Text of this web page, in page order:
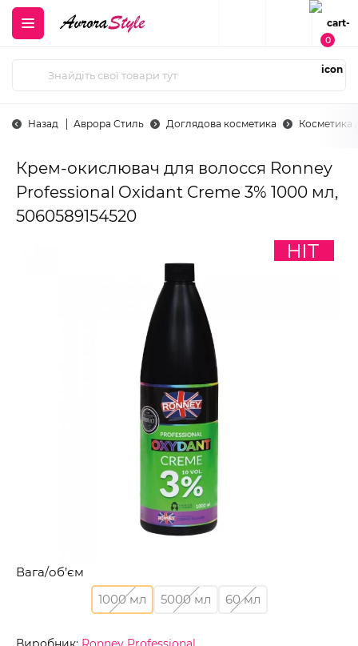
0
Назад Аврора Стиль Доглядова косметика Косметика
Крем-окислювач для волосся Ronney
Professional Oxidant Creme 3% 1000 мл,
5060589154520
Вага/об’єм
1000 мл
5000 мл 60 мл